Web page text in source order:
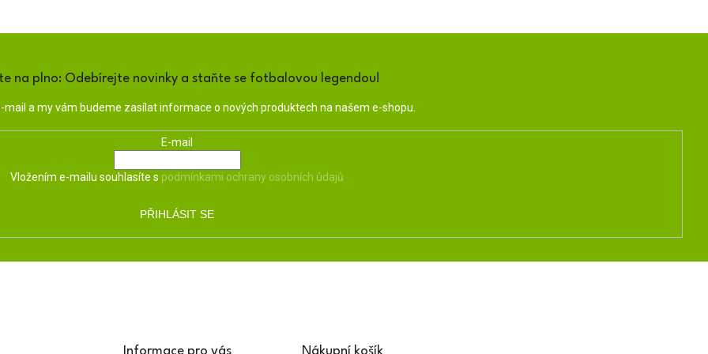
na plno: Odebírejte novinky a staňte se fotbalovou legendou!
mail a my vám budeme zasílat informace o nových produktech na našem e-shopu.
E-mail
Vložením e-mailu souhlasíte s podmínkami ochrany osobních údajů
PŘIHLÁSIT SE
Informace pro vás Nákupní košík